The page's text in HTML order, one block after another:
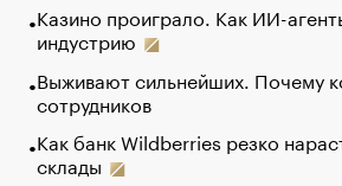
Казино проиграло. Как ИИ-
индустрию
Выживают сильнейших. Почему
сотрудников
Как банк Wildberries резко
склады